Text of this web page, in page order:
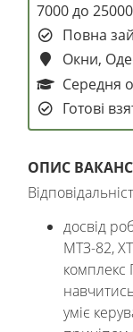
7000 до
Повна
Окни,
Середня
Готові
ОПИС
досвід
МТЗ-82,
комплекс
уміє